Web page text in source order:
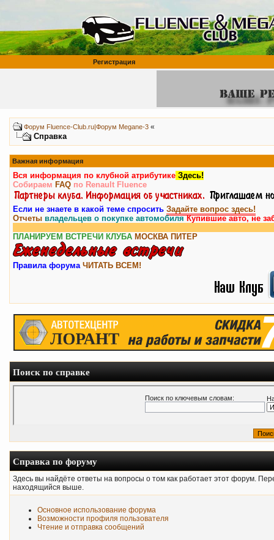
Регистрация
Форум Fluence-Club.ru|Форум Megane-3 «
Справка
Важная информация
Вся информация по клубной атрибутике Здесь!
Собираем FAQ по Renault Fluence
Если не знаете в какой теме спросить Задайте вопрос здесь!
Отчеты владельцев о покупке автомобиляКупившие авто, не
ПЛАНИРУЕМ ВСТРЕЧИ КЛУБА МОСКВА ПИТЕР
Правила форума ЧИТАТЬ ВСЕМ!
Поиск по справке
Поиск по ключевым словам:
Справка по форуму
Здесь вы найдёте ответы на вопросы о том как работает этот форум.
находящийся выше.
Основное использование форума
Возможности профиля пользователя
Чтение и отправка сообщений